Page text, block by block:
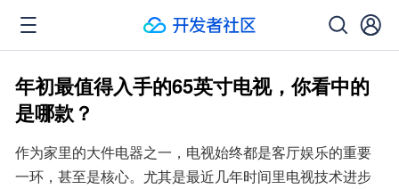
年初最值得入手的65英寸电视，你看中的
是哪款？
作为家里的大件电器之一，电视始终都是客厅娱乐的重要
一环，甚至是核心。尤其是最近几年时间里电视技术进步